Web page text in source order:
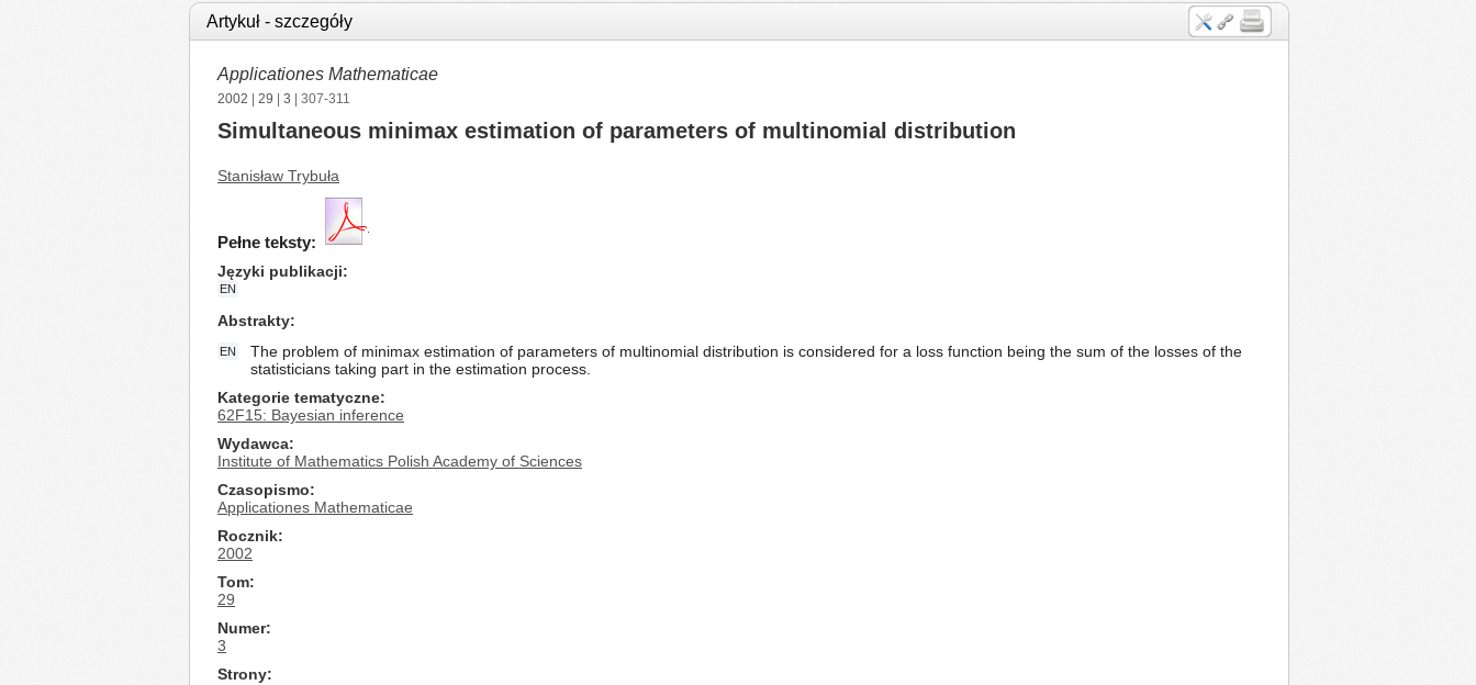
Artykuł - szczegóły
Applicationes Mathematicae
2002 29 3 | 307-311
Simultaneous minimax estimation of parameters of multinomial distribution
Stanisław Trybuła
Pełne teksty:
Języki publikacji
EN
Abstrakty
EN
The problem of minimax estimation of parameters of multinomial distribution is considered for a loss function being the sum of the losses of the
statisticians taking part in the estimation process.
Kategorie tematyczne
62F15: Bayesian inference
Wydawca
Institute of Mathematics Polish Academy of Sciences
Czasopismo
Applicationes Mathematicae
Rocznik
2002
Tom
29
Numer
3
Strony